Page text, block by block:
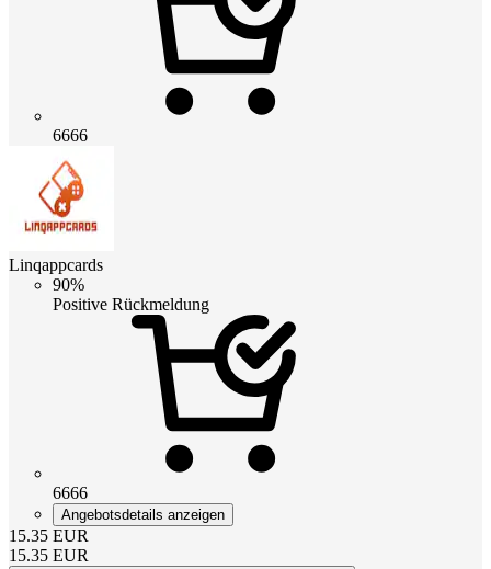
6666
Linqappcards
90%
Positive Rückmeldung
6666
Angebotsdetails anzeigen
15.35 EUR
15.35 EUR